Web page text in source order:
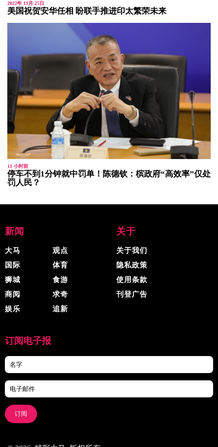
2022年 11月 25日
美国祝贺安华任相 盼联手推进印太繁荣未来
11 小时前
停车不到1分钟就中罚单！陈德钦：槟政府“高效率”仅处
罚人民？
新闻
大马
国际
狮城
商阅
娱乐
观点
体育
食游
求奇
追新
关于
关于我们
隐私政策
使用条款
刊登广告
订阅电子报
订阅